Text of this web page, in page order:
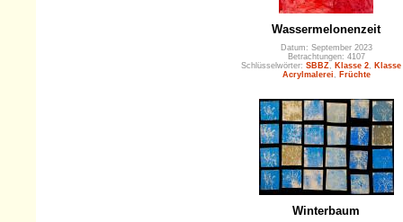
Wassermelonenzeit
Datum: September 2023
Betrachtungen: 4107
Schlüsselwörter: SBBZ Klasse 2
Klasse
Acrylmalerei
Früchte
Winterbaum